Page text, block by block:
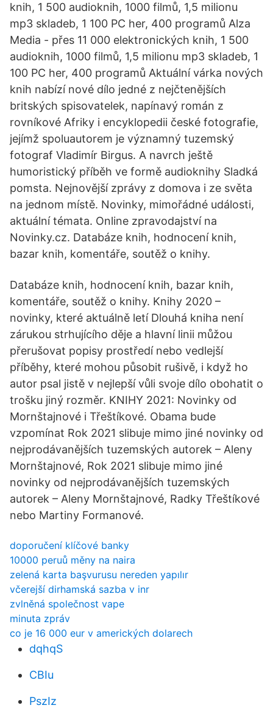
knih, 1 500 audioknih, 1000 filmů, 1,5 milionu
mp3 skladeb, 1 100 PC her, 400 programů Alza
Media - přes 11 000 elektronických knih, 1 500
audioknih, 1000 filmů, 1,5 milionu mp3 skladeb, 1
100 PC her, 400 programů Aktuální várka nových
knih nabízí nové dílo jedné z nejčtenějších
britských spisovatelek, napínavý román z
rovníkové Afriky i encyklopedii české fotografie,
jejímž spoluautorem je významný tuzemský
fotograf Vladimír Birgus. A navrch ještě
humoristický příběh ve formě audioknihy Sladká
pomsta. Nejnovější zprávy z domova i ze světa
na jednom místě. Novinky, mimořádné události,
aktuální témata. Online zpravodajství na
Novinky.cz. Databáze knih, hodnocení knih,
bazar knih, komentáře, soutěž o knihy.
Databáze knih, hodnocení knih, bazar knih,
komentáře, soutěž o knihy. Knihy 2020 –
novinky, které aktuálně letí Dlouhá kniha není
zárukou strhujícího děje a hlavní linii můžou
přerušovat popisy prostředí nebo vedlejší
příběhy, které mohou působit rušivě, i když ho
autor psal jistě v nejlepší vůli svoje dílo obohatit o
trošku jiný rozměr. KNIHY 2021: Novinky od
Mornštajnové i Třeštíkové. Obama bude
vzpomínat Rok 2021 slibuje mimo jiné novinky od
nejprodávanějších tuzemských autorek – Aleny
Mornštajnové, Rok 2021 slibuje mimo jiné
novinky od nejprodávanějších tuzemských
autorek – Aleny Mornštajnové, Radky Třeštíkové
nebo Martiny Formanové.
doporučení klíčové banky
10000 peruů měny na naira
zelená karta başvurusu nereden yapılır
včerejší dirhamská sazba v inr
zvlněná společnost vape
minuta zpráv
co je 16 000 eur v amerických dolarech
dqhqS
CBIu
PszIz